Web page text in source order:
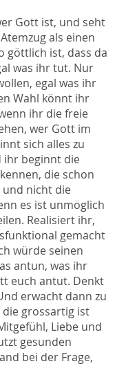
Gott ist, und seht
als einen
göttlich ist, dass da
was ihr tut. Nur
egal was ihr
Wahl könnt ihr
ihr die freie
wer Gott im
sich alles zu
ihr beginnt die
die schon
und nicht die
es ist unmöglich
Realisiert ihr,
gemacht
würde seinen
antun, was ihr
euch antut. Denkt
erwacht dann zu
grossartig ist
Liebe und
gesunden
bei der Frage,